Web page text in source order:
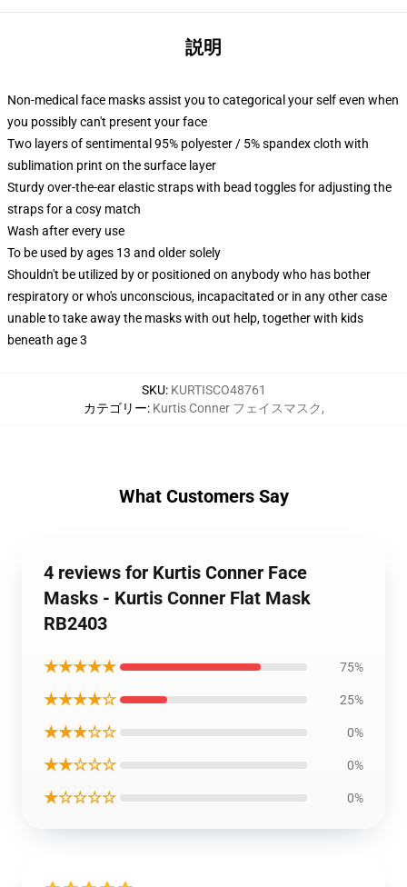
説明
Non-medical face masks assist you to categorical your self even when
you possibly can't present your face
Two layers of sentimental 95% polyester / 5% spandex cloth with
sublimation print on the surface layer
Sturdy over-the-ear elastic straps with bead toggles for adjusting the
straps for a cosy match
Wash after every use
To be used by ages 13 and older solely
Shouldn't be utilized by or positioned on anybody who has bother
respiratory or who's unconscious, incapacitated or in any other case
unable to take away the masks with out help, together with kids
beneath age 3
SKU: KURTISCO48761
カテゴリー: Kurtis Conner フェイスマスク,
What Customers Say
4 reviews for Kurtis Conner Face
Masks - Kurtis Conner Flat Mask
RB2403
★★★★★ 75%
★★★★☆ 25%
★★★☆☆ 0%
★★☆☆☆ 0%
★☆☆☆☆ 0%